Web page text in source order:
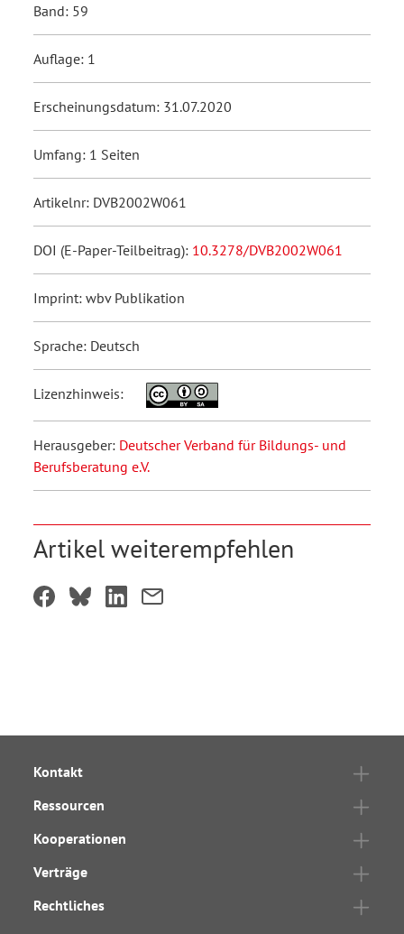
Band: 59
Auflage: 1
Erscheinungsdatum: 31.07.2020
Umfang: 1 Seiten
Artikelnr: DVB2002W061
DOI (E-Paper-Teilbeitrag): 10.3278/DVB2002W061
Imprint: wbv Publikation
Sprache: Deutsch
Lizenzhinweis:
Herausgeber: Deutscher Verband für Bildungs- und
Berufsberatung e.V.
Artikel weiterempfehlen
Kontakt
Ressourcen
Kooperationen
Verträge
Rechtliches